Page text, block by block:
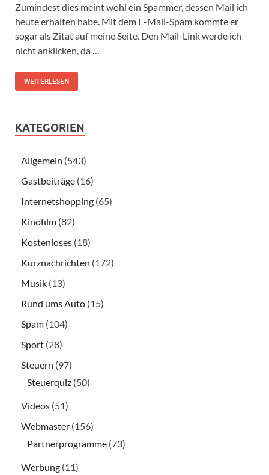
Zumindest dies meint wohl ein Spammer, dessen Mail ich
heute erhalten habe. Mit dem E-Mail-Spam kommte er
sogar als Zitat auf meine Seite. Den Mail-Link werde ich
nicht anklicken, da …
WEITERLESEN
KATEGORIEN
Allgemein (543)
Gastbeiträge (16)
Internetshopping (65)
Kinofilm (82)
Kostenloses (18)
Kurznachrichten (172)
Musik (13)
Rund ums Auto (15)
Spam (104)
Sport (28)
Steuern (97)
Steuerquiz (50)
Videos (51)
Webmaster (156)
Partnerprogramme (73)
Werbung (11)